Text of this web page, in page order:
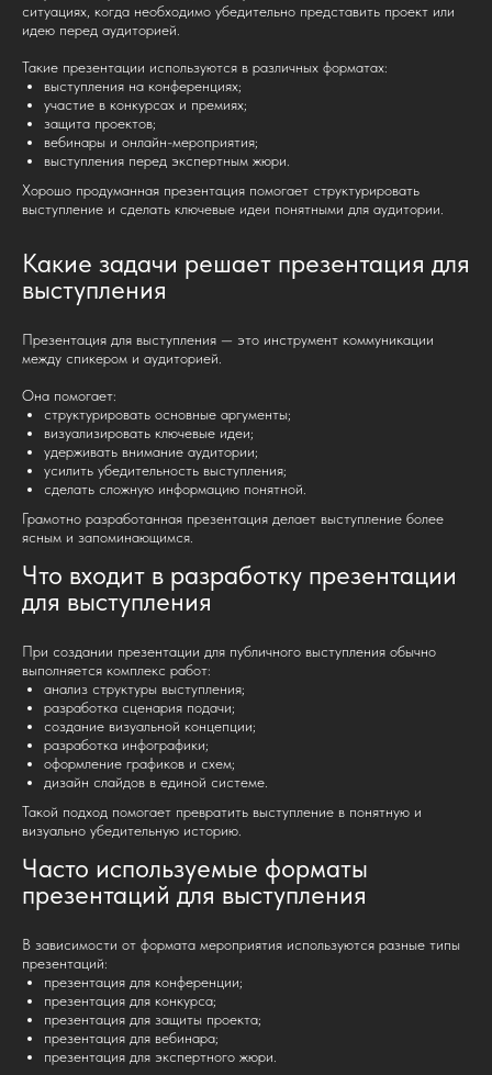
ситуациях, когда необходимо убедительно представить проект или
идею перед аудиторией.
Такие презентации используются в различных форматах:
выступления на конференциях;
участие в конкурсах и премиях;
защита проектов;
вебинары и онлайн-мероприятия;
выступления перед экспертным жюри.
Хорошо продуманная презентация помогает структурировать
выступление и сделать ключевые идеи понятными для аудитории.
Какие задачи решает презентация для
выступления
Презентация для выступления — это инструмент коммуникации
между спикером и аудиторией.
Она помогает:
структурировать основные аргументы;
визуализировать ключевые идеи;
удерживать внимание аудитории;
усилить убедительность выступления;
сделать сложную информацию понятной.
Грамотно разработанная презентация делает выступление более
ясным и запоминающимся.
Что входит в разработку презентации
для выступления
При создании презентации для публичного выступления обычно
выполняется комплекс работ:
анализ структуры выступления;
разработка сценария подачи;
создание визуальной концепции;
разработка инфографики;
оформление графиков и схем;
дизайн слайдов в единой системе.
Такой подход помогает превратить выступление в понятную и
визуально убедительную историю.
Часто используемые форматы
презентаций для выступления
В зависимости от формата мероприятия используются разные типы
презентаций:
презентация для конференции;
презентация для конкурса;
презентация для защиты проекта;
презентация для вебинара;
презентация для экспертного жюри.